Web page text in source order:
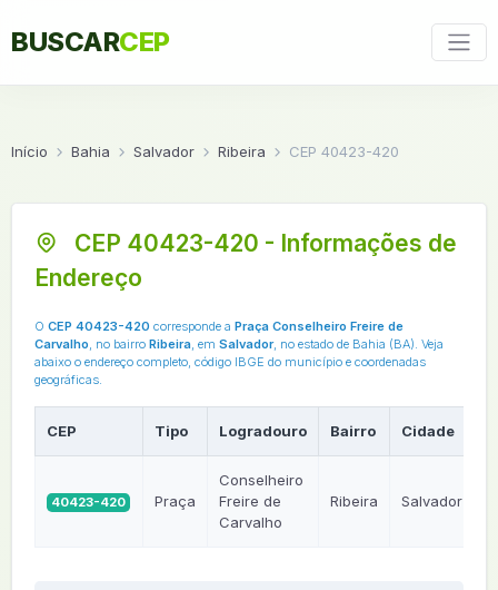
BUSCARCEP
Início Bahia Salvador Ribeira CEP 40423-420
CEP 40423-420 - Informações de
Endereço
O CEP 40423-420 corresponde a Praça Conselheiro Freire de
Carvalho, no bairro Ribeira, em Salvador, no estado de Bahia (BA). Veja
abaixo o endereço completo, código IBGE do município e coordenadas
geográficas.
CEP Tipo Logradouro Bairro Cidade
40423-420 Praça
Conselheiro
Freire de
Carvalho
Ribeira Salvador